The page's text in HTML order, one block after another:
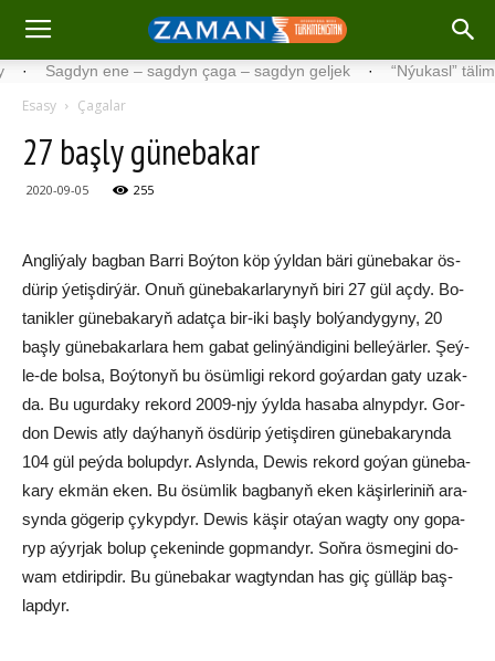
Sagdyn ene – sagdyn çaga – sagdyn geljek · “Nýukasl” tälimçisini
Esasy Çagalar
27 baş­ly gü­ne­ba­kar
2020-09-05 255
Ang­li­ýa­ly bag­ban Bar­ri Boý­ton köp ýyl­dan bä­ri gü­ne­ba­kar ös­
dü­rip ýe­tiş­dir­ýär. Onuň gü­ne­ba­kar­larynyň bi­ri 27 gül aç­dy. Bo­
ta­nik­ler gü­ne­ba­ka­ryň adat­ça bir-iki baş­ly bol­ýan­dy­gy­ny, 20
baş­ly gü­ne­ba­kar­la­ra hem ga­bat ge­lin­ýän­di­gi­ni bel­le­ýär­ler. Şeý­
le-de bol­sa, Boý­to­nyň bu ösüm­li­gi re­kord go­ýar­dan ga­ty uzak­
da. Bu ugur­da­ky re­kord 2009-njy ýyl­da ha­sa­ba al­nyp­dyr. Gor­
don De­wis at­ly daý­ha­nyň ös­dü­rip ýe­tiş­di­ren gü­ne­ba­ka­ryn­da
104 gül peý­da bo­lup­dyr. As­lyn­da, De­wis re­kord go­ýan gü­ne­ba­
ka­ry ek­män eken. Bu ösüm­lik bag­ba­nyň eken kä­şir­le­ri­niň ara­
syn­da gö­ge­rip çy­kyp­dyr. De­wis kä­şir ota­ýan wag­ty ony go­pa­
ryp aýyr­jak bo­lup çe­ke­nin­de gop­man­dyr. Soň­ra ös­me­gi­ni do­
wam et­di­rip­dir. Bu gü­ne­ba­kar wag­tyn­dan has giç gül­läp baş­
lap­dyr.